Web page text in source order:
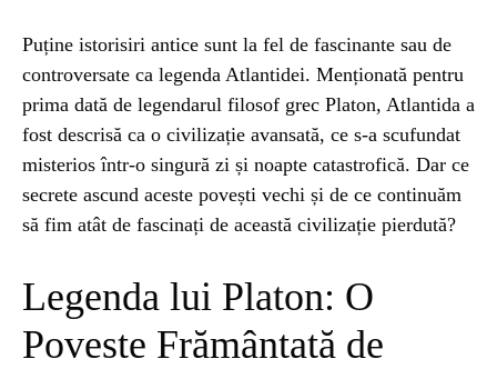
Puține istorisiri antice sunt la fel de fascinante sau de
controversate ca legenda Atlantidei. Menționată pentru
prima dată de legendarul filosof grec Platon, Atlantida a
fost descrisă ca o civilizație avansată, ce s-a scufundat
misterios într-o singură zi și noapte catastrofică. Dar ce
secrete ascund aceste povești vechi și de ce continuăm
să fim atât de fascinați de această civilizație pierdută?
Legenda lui Platon: O
Poveste Frământată de
POPULAR
ȘTIINȚA 1 year ago
Barajul Trei Defileuri a Încetinit Rotația
Pământului: Mit sau Realitate?
Seriale turcesti:Top 5 cele mai bune seriale